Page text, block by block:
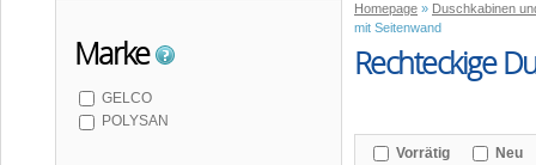
Homepage » Duschkabinen
mit Seitenwand
Rechteckige
Marke
GELCO
POLYSAN
Vorrätig Neu